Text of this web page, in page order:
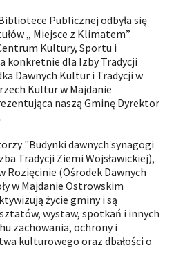
Publicznej odbyła się
„ Miejsce z Klimatem”.
Kultury, Sportu i
konkretnie dla Izby Tradycji
Dawnych Kultur i Tradycji w
Kultur w Majdanie
naszą Gminę Dyrektor
"Budynki dawnych synagogi
Tradycji Ziemi Wojsławickiej),
Rozięcinie (Ośrodek Dawnych
w Majdanie Ostrowskim
życie gminy i są
wystaw, spotkań i innych
zachowania, ochrony i
kulturowego oraz dbałości o